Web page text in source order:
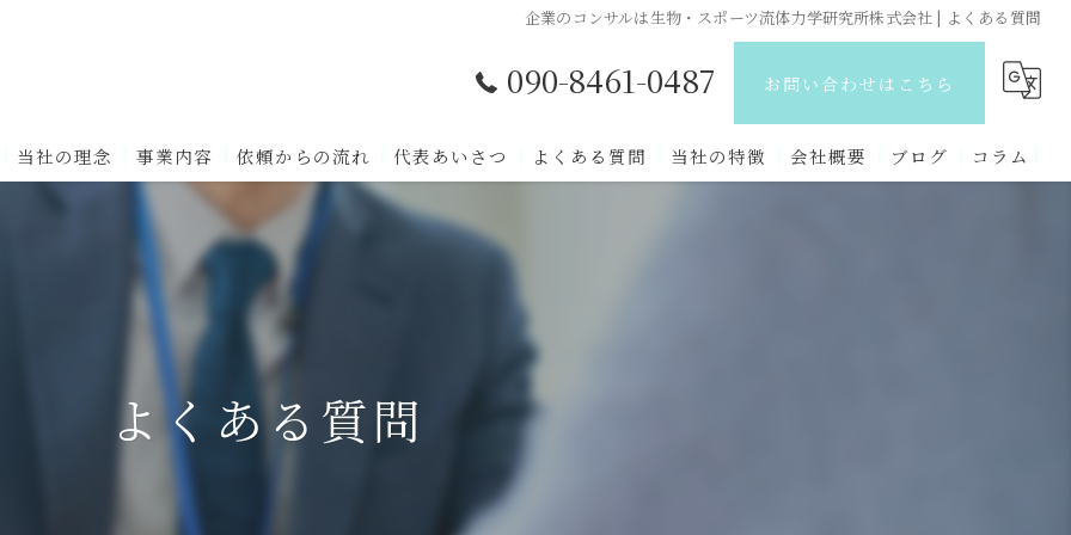
企業のコンサルは生物・スポーツ流体力学研究所株式会社 | よくある質問
090-8461-0487 お問い合わせはこちら
当社の理念 事業内容 依頼からの流れ 代表あいさつ よくある質問 当社の特徴 会社概要 ブログ コラム
よくある質問